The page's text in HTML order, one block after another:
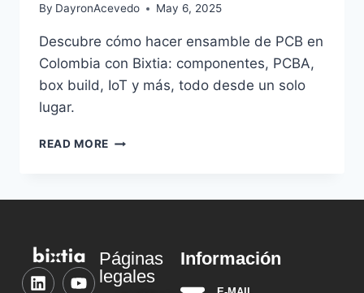
By DayronAcevedo May 6, 2025
Descubre cómo hacer ensamble de PCB en
Colombia con Bixtia: componentes, PCBA,
box build, IoT y más, todo desde un solo
lugar.
READ MORE
Páginas
legales
Información